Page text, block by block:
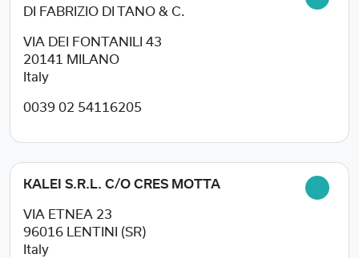
DI FABRIZIO DI TANO & C.
VIA DEI FONTANILI 43
20141
MILANO
Italy
0039 02 54116205
KALEI S.R.L. C/O CRES MOTTA
VIA ETNEA 23
96016
LENTINI (SR)
Italy